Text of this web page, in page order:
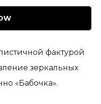
фактурой
зеркальных
«Бабочка».